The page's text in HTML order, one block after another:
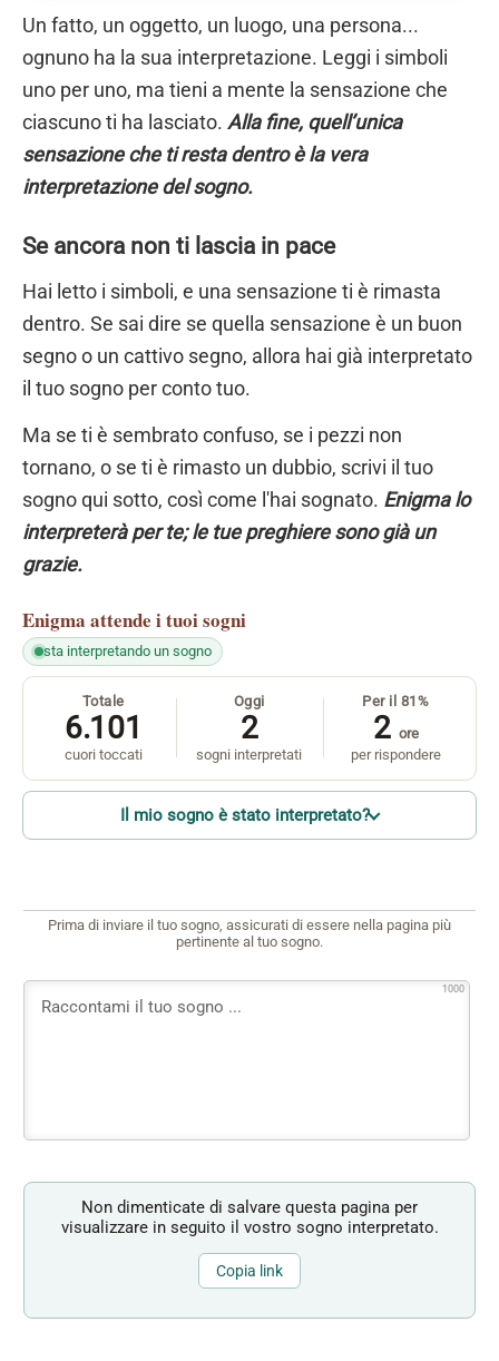
Un fatto, un oggetto, un luogo, una persona...
ognuno ha la sua interpretazione. Leggi i simboli
uno per uno, ma tieni a mente la sensazione che
ciascuno ti ha lasciato. Alla fine, quell’unica
sensazione che ti resta dentro è la vera
interpretazione del sogno.
Se ancora non ti lascia in pace
Hai letto i simboli, e una sensazione ti è rimasta
dentro. Se sai dire se quella sensazione è un buon
segno o un cattivo segno, allora hai già interpretato
il tuo sogno per conto tuo.
Ma se ti è sembrato confuso, se i pezzi non
tornano, o se ti è rimasto un dubbio, scrivi il tuo
sogno qui sotto, così come l'hai sognato. Enigma lo
interpreterà per te; le tue preghiere sono già un
grazie.
Enigma attende i tuoi sogni
sta interpretando un sogno
Totale
6.101
cuori toccati
Oggi
2
sogni interpretati
Per il 81%
2 ore
per rispondere
Il mio sogno è stato interpretato?
Prima di inviare il tuo sogno, assicurati di essere nella pagina più
pertinente al tuo sogno.
1000
Non dimenticate di salvare questa pagina per
visualizzare in seguito il vostro sogno interpretato.
Copia link